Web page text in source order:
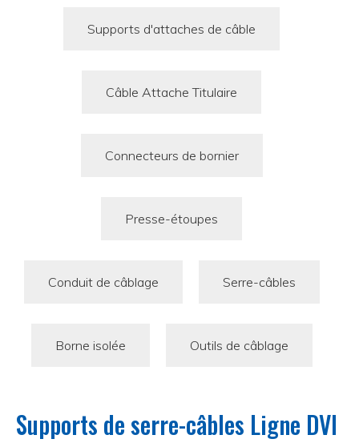
Supports d'attaches de câble
Câble Attache Titulaire
Connecteurs de bornier
Presse-étoupes
Conduit de câblage Serre-câbles
Borne isolée Outils de câblage
Supports de serre-câbles Ligne DVI